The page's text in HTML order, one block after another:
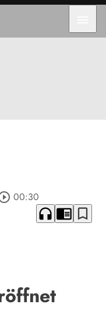
00:30
headphones chrome_reader_mode bookmark_border